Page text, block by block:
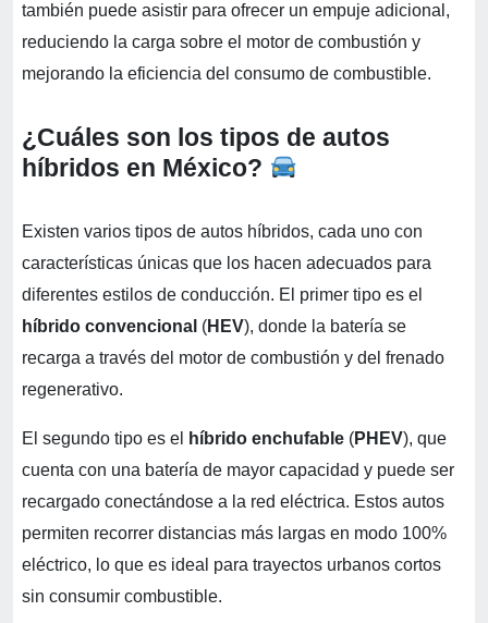
también puede asistir para ofrecer un empuje adicional,
reduciendo la carga sobre el motor de combustión y
mejorando la eficiencia del consumo de combustible.
¿Cuáles son los tipos de autos
híbridos en México?
Existen varios tipos de autos híbridos, cada uno con
características únicas que los hacen adecuados para
diferentes estilos de conducción. El primer tipo es el
híbrido convencional (HEV), donde la batería se
recarga a través del motor de combustión y del frenado
regenerativo.
El segundo tipo es el híbrido enchufable (PHEV), que
cuenta con una batería de mayor capacidad y puede ser
recargado conectándose a la red eléctrica. Estos autos
permiten recorrer distancias más largas en modo 100%
eléctrico, lo que es ideal para trayectos urbanos cortos
sin consumir combustible.